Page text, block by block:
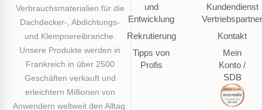
Verbrauchsmaterialien für die
Dachdecker-, Abdichtungs-
und Klempnereibranche.
Unsere Produkte werden in
Frankreich in über 2500
Geschäften verkauft und
erleichtern Millionen von
Anwendern weltweit den Alltag.
und
Entwicklung
Rekrutierung
Tipps von
Profis
Kundendienst
Kontakt
Mein
Konto /
SDB